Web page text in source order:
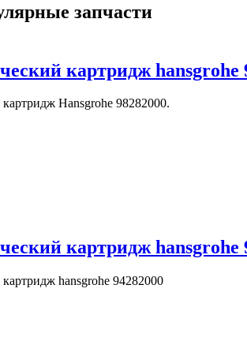
запчасти
картридж hansgrohe
Hansgrohe 98282000.
картридж hansgrohe
hansgrohe 94282000